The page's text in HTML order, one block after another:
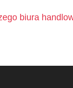
biura